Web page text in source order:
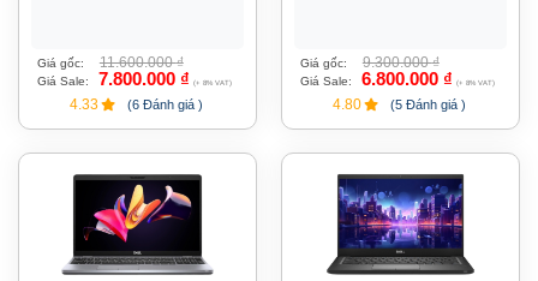
Giá gốc: 11.600.000₫
Giá Sale: 7.800.000 ₫ (+ 8% VAT)
4.33 (6 Đánh giá )
Giá gốc: 9.300.000₫
Giá Sale: 6.800.000 ₫ (+ 8% VAT)
4.80 (5 Đánh giá )